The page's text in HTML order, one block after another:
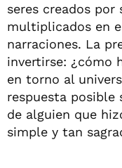
seres creados por
multiplicados en
narraciones. La
invertirse: ¿cómo
en torno al
respuesta posible
de alguien que
simple y tan